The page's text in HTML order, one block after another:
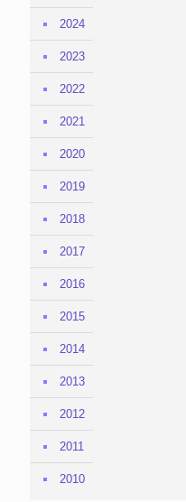
2024
2023
2022
2021
2020
2019
2018
2017
2016
2015
2014
2013
2012
2011
2010